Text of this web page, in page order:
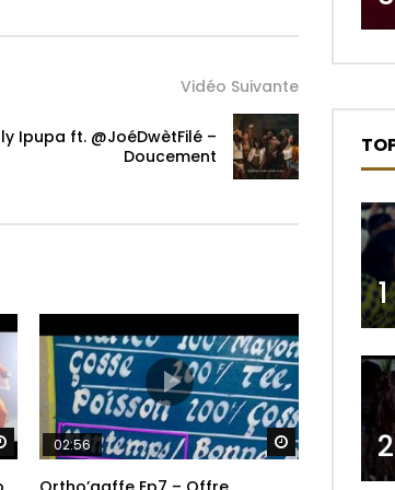
Vidéo Suivante
Ipupa ft. @JoéDwètFilé –
Doucement
Regarder Plus Tard Regarder Plus
02:56
1
2